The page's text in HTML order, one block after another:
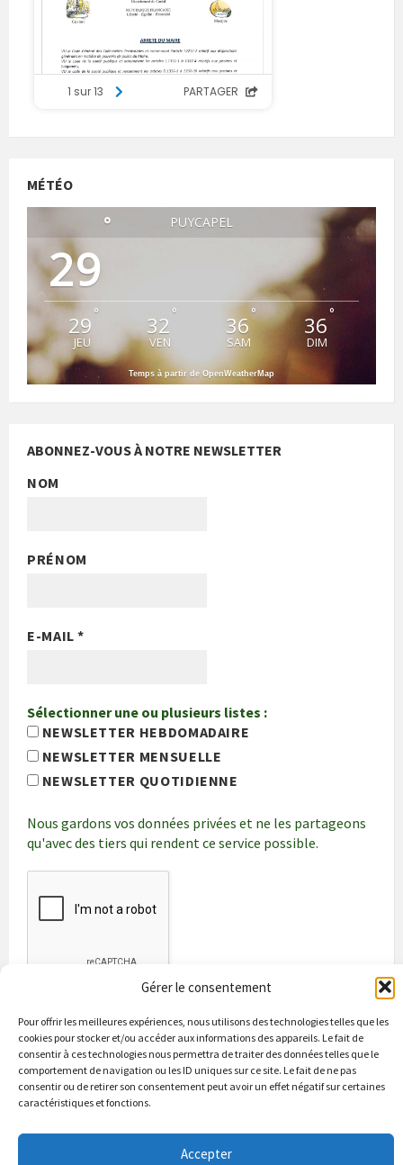
Gérer le consentement
Pour offrir les meilleures expériences, nous utilisons des technologies telles que les
cookies pour stocker et/ou accéder aux informations des appareils. Le fait de
consentir à ces technologies nous permettra de traiter des données telles que le
comportement de navigation ou les ID uniques sur ce site. Le fait de ne pas
consentir ou de retirer son consentement peut avoir un effet négatif sur certaines
caractéristiques et fonctions.
Accepter
MÉTÉO
PUYCAPEL
29
°
29 °
JEU
32 °
VEN
36°
SAM
36°
DIM
Temps à partir de OpenWeatherMap
ABONNEZ-VOUS À NOTRE NEWSLETTER
NOM
PRÉNOM
E-MAIL*
Sélectionner une ou plusieurs listes :
NEWSLETTER HEBDOMADAIRE
NEWSLETTER MENSUELLE
NEWSLETTER QUOTIDIENNE
Nous gardons vos données privées et ne les partageons
qu'avec des tiers qui rendent ce service possible.
Bienvenue à Puycapel La municipalité
Actualités
Les bonnes adresses